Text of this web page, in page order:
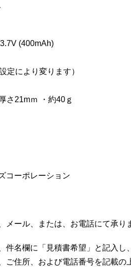
(400mAh)
定により変ります）
さ21mｍ ・約40ｇ
コーポレーション
ール、または、お電話にて承り
名欄に「見積書希望」と記入し、
住所、および電話番号を記載の